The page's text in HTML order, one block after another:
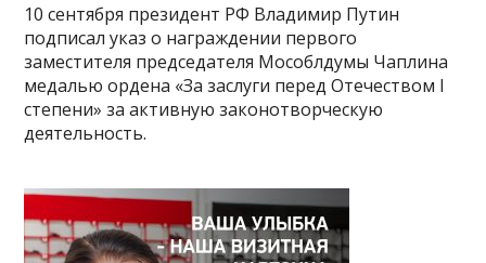
10 сентября президент РФ Владимир Путин
подписал указ о награждении первого
заместителя председателя Мособлдумы Чаплина
медалью ордена «За заслуги перед Отечеством I
степени» за активную законотворческую
деятельность.